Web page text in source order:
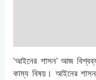
‘আইনের শাসন’ আজ
কাম্য বিষয়। আইনের